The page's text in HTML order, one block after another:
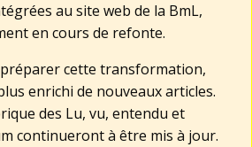
au site web de la BmL,
en cours de refonte.
préparer cette transformation,
enrichi de nouveaux articles.
des Lu, vu, entendu et
continueront à être mis à jour.